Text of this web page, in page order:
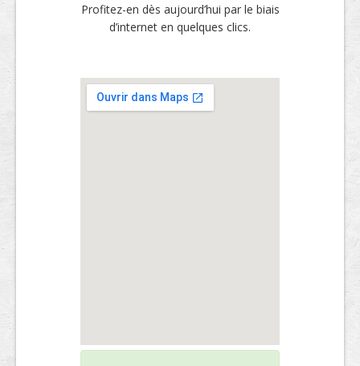
Profitez-en dès aujourd’hui par le biais
d’internet en quelques clics.